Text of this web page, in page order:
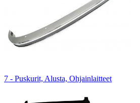
7 - Puskurit, Alusta, Ohjainlaitteet